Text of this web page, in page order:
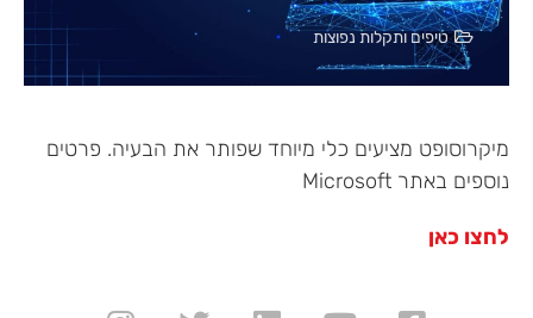
טיפים ותקלות נפוצות
מיקרוסופט מציעים כלי מיוחד שפותר את הבעיה. פרטים
נוספים באתר Microsoft
לחצו כאן